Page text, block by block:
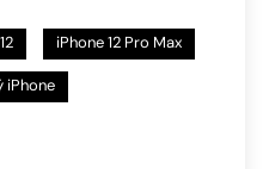
iPhone 12 Pro Max
iPhone